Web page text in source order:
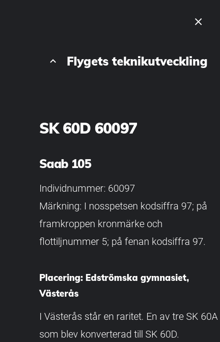
close
keyboard_arrow_up Flygets teknikutveckling
SK 60D 60097
Saab 105
Individnummer: 60097
Märkning: I nosspetsen kodsiffra 97; på
framkroppen kronmärke och
flottiljnummer 5; på fenan kodsiffra 97.
Placering: Edströmska gymnasiet,
Västerås
I Västerås står en raritet. En av tre SK 60A
som blev konverterad till SK 60D.